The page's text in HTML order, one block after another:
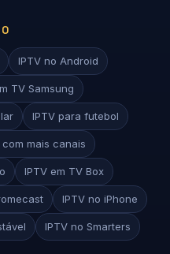
IPTV no Android
TV Samsung
IPTV para futebol
com mais canais
IPTV em TV Box
IPTV no iPhone
IPTV no Smarters